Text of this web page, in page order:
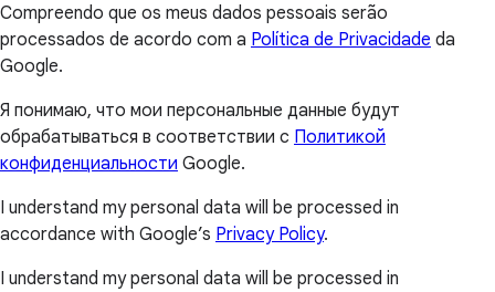
Compreendo que os meus dados pessoais serão
processados de acordo com a Política de Privacidade da
Google.
Я понимаю, что мои персональные данные будут
обрабатываться в соответствии с Политикой
конфиденциальности Google.
I understand my personal data will be processed in
accordance with Google’s Privacy Policy.
I understand my personal data will be processed in